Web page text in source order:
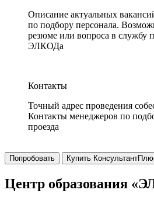
Описание актуальных
по подбору персонала.
резюме или вопроса в службу
ЭЛКОДа
Контакты
Точный адрес проведения
Контакты менеджеров по
проезда
Попробовать Купить
Центр образования